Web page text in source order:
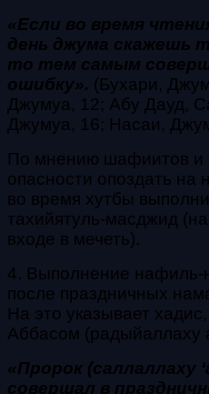
«Если во время
день джума скажешь
то тем самым
ошибку». (Бухари,
Джумуа, 12; Абу Дауд,
Джумуа, 16; Насаи,
По мнению шафиитов и
опасности опоздать
во время хутбы
тахийятуль-масджид
входе в мечеть).
4. Выполнение нафиль-
после праздничных
На это указывает
Аббасом (радыйаллаху
«Пророк (саллаллаху
совершал в